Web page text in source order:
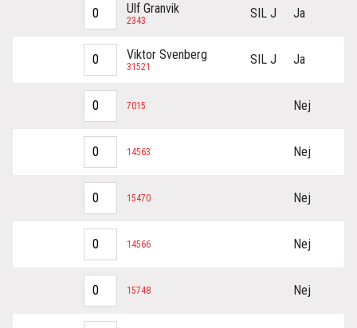
Ulf Granvik
2343 SIL J Ja
Viktor Svenberg
31521 SIL J Ja
7015 Nej
14563 Nej
15470 Nej
14566 Nej
15748 Nej